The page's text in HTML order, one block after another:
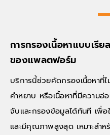
การกรองเนื้อหาแบบเรี
ของแพลตฟอร์ม
บริการนี้ช่วยคัดกรองเนื้อหาที่
คำหยาบ หรือเนื้อหาที่มีความอ่
จับและกรองข้อมูลได้ทันที เ
และมีคุณภาพสูงสุด เหมาะสำห